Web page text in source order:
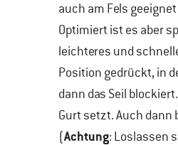
auch am Fels
Optimiert ist es aber
leichteres und
Position gedrückt, in
dann das Seil
Gurt setzt. Auch
(Achtung: Loslassen